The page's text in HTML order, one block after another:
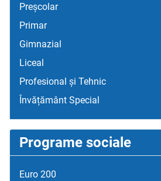
Preșcolar
Primar
Gimnazial
Liceal
Profesional și Tehnic
Învățământ Special
Programe sociale
Euro 200